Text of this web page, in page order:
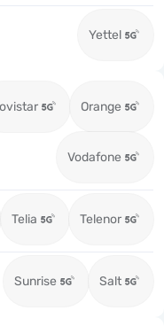
Yettel
Orange
Vodafone
Telia Telenor
Sunrise Salt